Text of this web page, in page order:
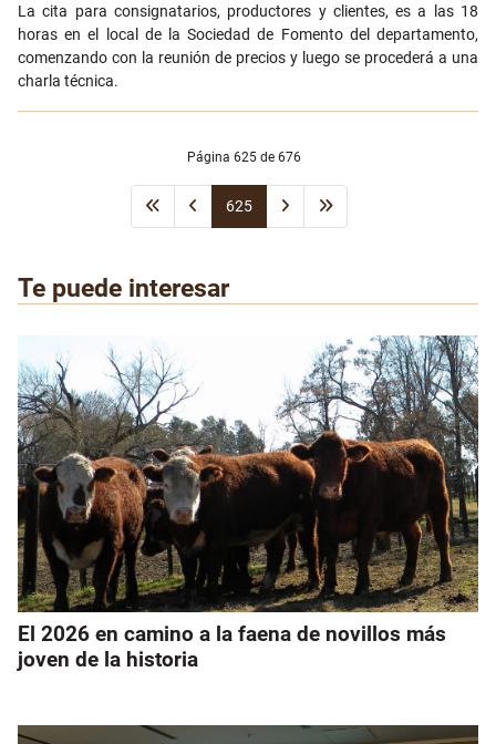
La cita para consignatarios, productores y clientes, es a las 18
horas en el local de la Sociedad de Fomento del departamento,
comenzando con la reunión de precios y luego se procederá a una
charla técnica.
Página 625 de 676
625
Te puede interesar
El 2026 en camino a la faena de novillos más
joven de la historia